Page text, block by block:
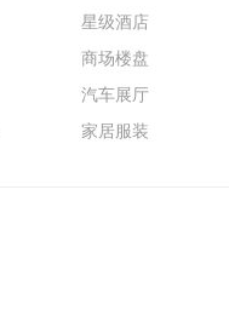
星级酒店
商场楼盘
汽车展厅
家居服装